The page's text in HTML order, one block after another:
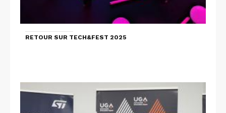
RETOUR SUR TECH&FEST 2025